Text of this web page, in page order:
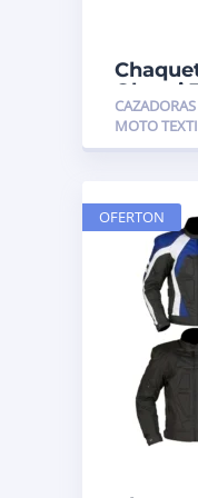
Okami
MOTO
OFERTON